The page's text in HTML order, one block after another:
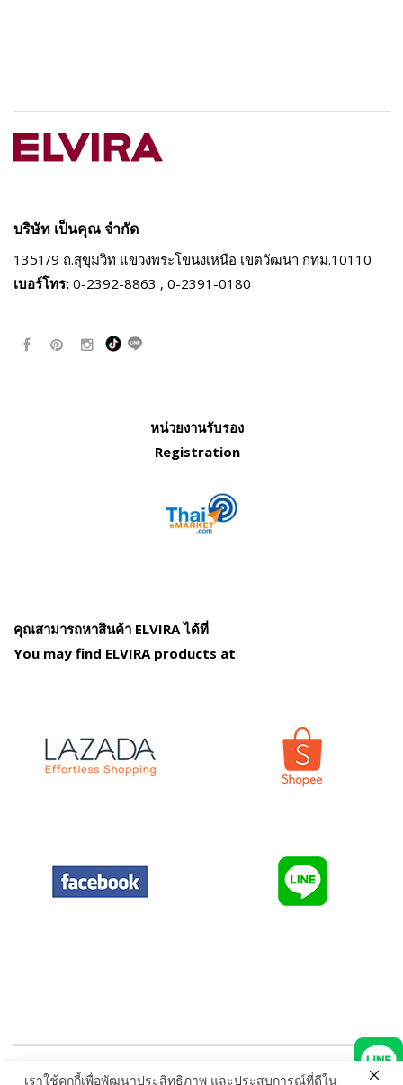
บริษัท เป็นคุณ จำกัด
1351/9 ถ.สุขุมวิท แขวงพระโขนงเหนือ เขตวัฒนา กทม.10110
เบอร์โทร: 0-2392-8863 , 0-2391-0180
หน่วยงานรับรอง
Registration
คุณสามารถหาสินค้า ELVIRA ได้ที่
You may find ELVIRA products at
© ELVIRA.co.th All Rights Reserved. Read ourPrivacy Policies
เราใช้คุกกี้เพื่อพัฒนาประสิทธิภาพ และประสบการณ์ที่ดีใน